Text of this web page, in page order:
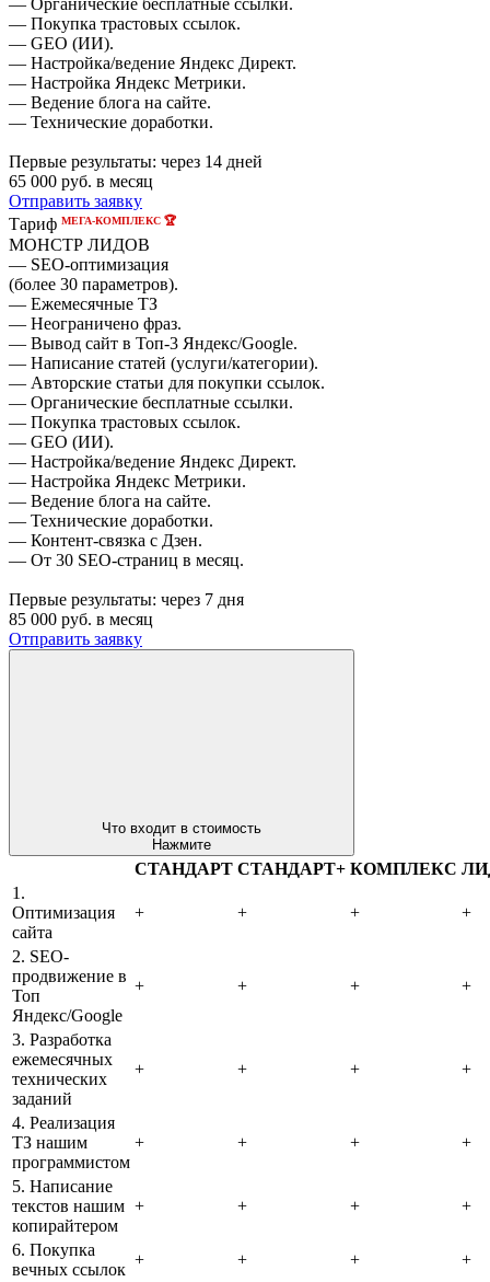
— Органические бесплатные ссылки.
— Покупка трастовых ссылок.
— GEO (ИИ).
— Настройка/ведение Яндекс Директ.
— Настройка Яндекс Метрики.
— Ведение блога на сайте.
— Технические доработки.
Первые результаты: через 14 дней
65 000 руб. в месяц
Отправить заявку
Тариф МЕГА-КОМПЛЕКС 🏆
МОНСТР ЛИДОВ
— SEO-оптимизация
(более 30 параметров).
— Ежемесячные ТЗ
— Неограничено фраз.
— Вывод сайт в Топ-3 Яндекс/Google.
— Написание статей (услуги/категории).
— Авторские статьи для покупки ссылок.
— Органические бесплатные ссылки.
— Покупка трастовых ссылок.
— GEO (ИИ).
— Настройка/ведение Яндекс Директ.
— Настройка Яндекс Метрики.
— Ведение блога на сайте.
— Технические доработки.
— Контент-связка с Дзен.
— От 30 SEO-страниц в месяц.
Первые результаты: через 7 дня
85 000 руб. в месяц
Отправить заявку
Что входит в стоимость
Нажмите
СТАНДАРТ СТАНДАРТ+ КОМПЛЕКС
1.
Оптимизация
сайта
+ + + +
2. SEO-
продвижение в
Топ
Яндекс/Google
+ + + +
3. Разработка
ежемесячных
технических
заданий
+ + + +
4. Реализация
ТЗ нашим
программистом
+ + + +
5. Написание
текстов нашим
копирайтером
+ + + +
6. Покупка
вечных ссылок
+ + +
+